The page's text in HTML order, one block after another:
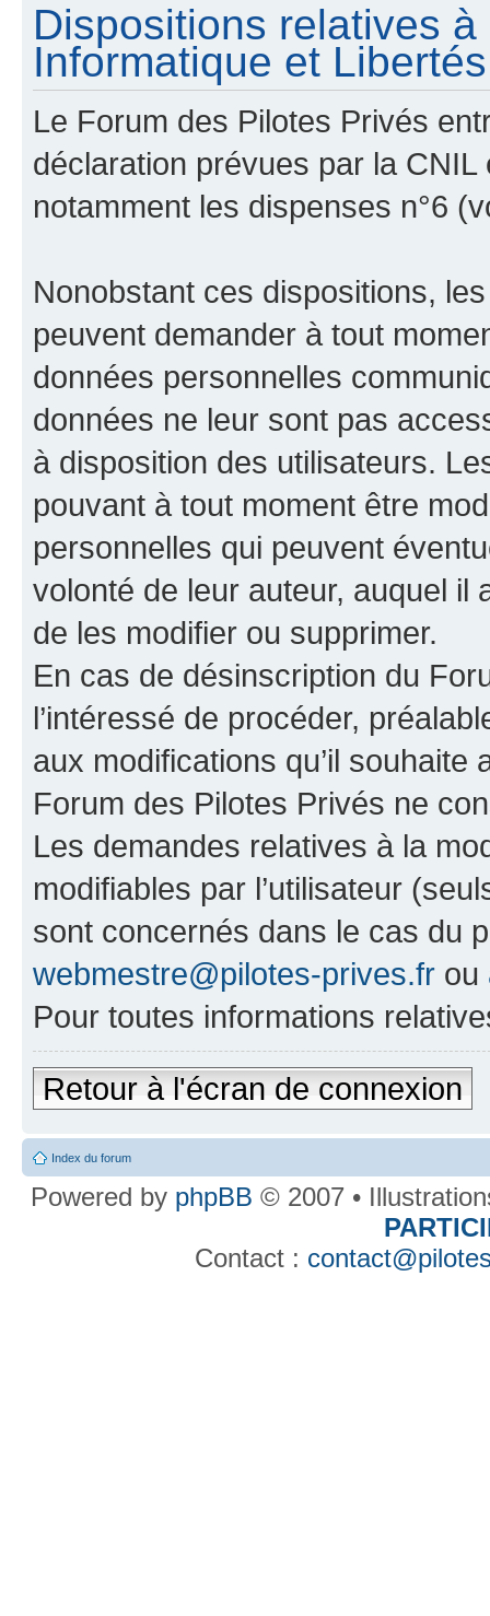
Dispositions relatives
Informatique et
Le Forum des Pilotes Privés
déclaration prévues par la
notamment les dispenses n°6
Nonobstant ces dispositions,
peuvent demander à tout
données personnelles
données ne leur sont pas
à disposition des utilisateurs.
pouvant à tout moment être
personnelles qui peuvent
volonté de leur auteur, auquel il
de les modifier ou supprimer.
En cas de désinscription du
l’intéressé de procéder,
aux modifications qu’il
Forum des Pilotes Privés ne
Les demandes relatives à la
modifiables par l’utilisateur
sont concernés dans le cas du
webmestre@pilotes-prives.fr ou
Pour toutes informations
Retour à l'écran de connexion
Index du forum
Powered by phpBB © 2007 •
Contact :